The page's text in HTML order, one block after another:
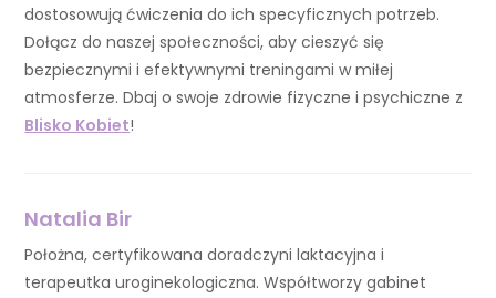
dostosowują ćwiczenia do ich specyficznych potrzeb.
Dołącz do naszej społeczności, aby cieszyć się
bezpiecznymi i efektywnymi treningami w miłej
atmosferze. Dbaj o swoje zdrowie fizyczne i psychiczne z
Blisko Kobiet!
Natalia Bir
Położna, certyfikowana doradczyni laktacyjna i
terapeutka uroginekologiczna. Współtworzy gabinet